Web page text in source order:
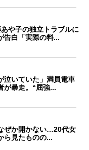
や子の独立トラブルに
告白「実際の料...
泣いていた」満員電車
が暴走。“屈強...
ぜか開かない…20代女
ら見たものの...